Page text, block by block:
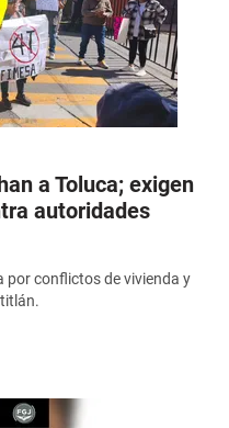
a Toluca; exigen
autoridades
por conflictos de vivienda y